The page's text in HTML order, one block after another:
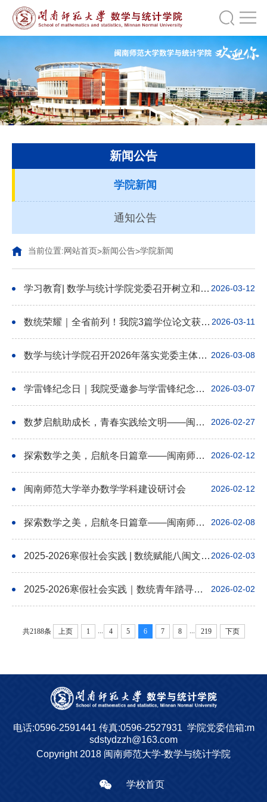
新闻公告
学院新闻
通知公告
当前位置:网站首页>新闻公告>学院新闻
学习教育| 数学与统计学院党委召开树立和践行正确政绩观学习教育动员部署会 2026-03-12
数统荣耀｜全省前列！我院3篇学位论文获评2024年省级优秀学位论文 2026-03-11
数学与统计学院召开2026年落实党委主体责任工作部署会 2026-03-08
学雷锋纪念日｜我院受邀参与学雷锋纪念日志愿服务活动启动仪式 2026-03-07
数梦启航助成长，青春实践绘文明——闽南师大数统院学子寒假社会实践助力城乡精神文明建设融合发展 2026-02-27
探索数学之美，启航冬日篇章——闽南师范大学2026年数学中小学资优生公益冬令营圆满落幕 2026-02-12
闽南师范大学举办数学学科建设研讨会 2026-02-12
探索数学之美，启航冬日篇章——闽南师范大学2026年数学中小学资优生公益冬令营如期开幕 2026-02-08
2025-2026寒假社会实践 | 数统赋能八闽文脉：从书院灯火、故园回响到侨乡新生的量化探索 2026-02-03
2025-2026寒假社会实践｜数统青年踏寻红色热土：以数为笔，绘三地烽火初心 2026-02-02
共2188条 上页 1 4 5 6 7 8 219 下页
电话:0596-2591441 传真:0596-2527931 学院党委信箱:m
sdstydzzh@163.com
Copyright 2018 闽南师范大学-数学与统计学院
学校首页